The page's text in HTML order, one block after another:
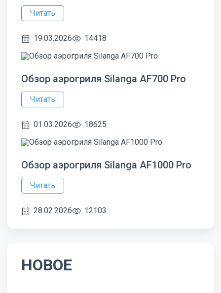
Читать
19.03.2026 14418
Обзор аэрогриля Silanga AF700 Pro
Читать
01.03.2026 18625
Обзор аэрогриля Silanga AF1000 Pro
Читать
28.02.2026 12103
НОВОЕ